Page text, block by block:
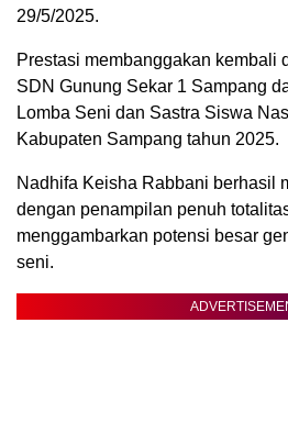
29/5/2025.
Prestasi membanggakan kembali
SDN Gunung Sekar 1 Sampang
Lomba Seni dan Sastra Siswa
Kabupaten Sampang tahun 2025.
Nadhifa Keisha Rabbani berhasil
dengan penampilan penuh
menggambarkan potensi besar
seni.